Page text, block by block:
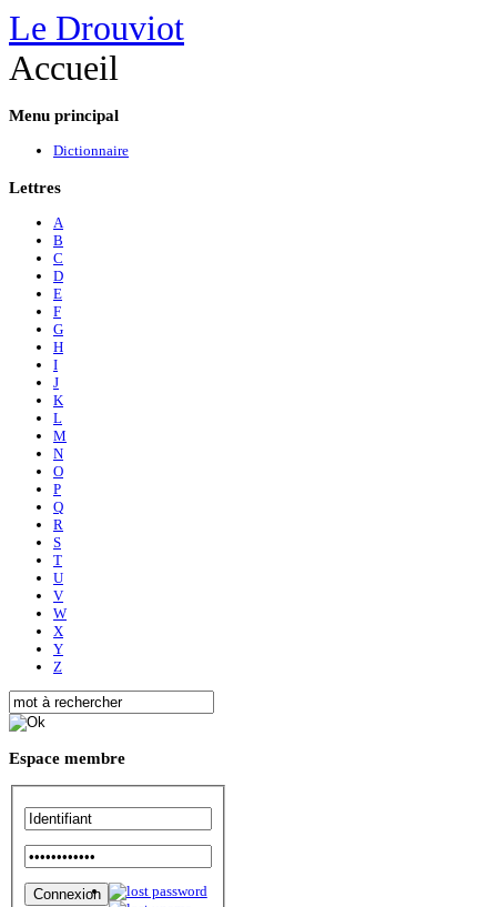
Le Drouviot
Accueil
Menu principal
Dictionnaire
Lettres
A
B
C
D
E
F
G
H
I
J
K
L
M
N
O
P
Q
R
S
T
U
V
W
X
Y
Z
Espace membre